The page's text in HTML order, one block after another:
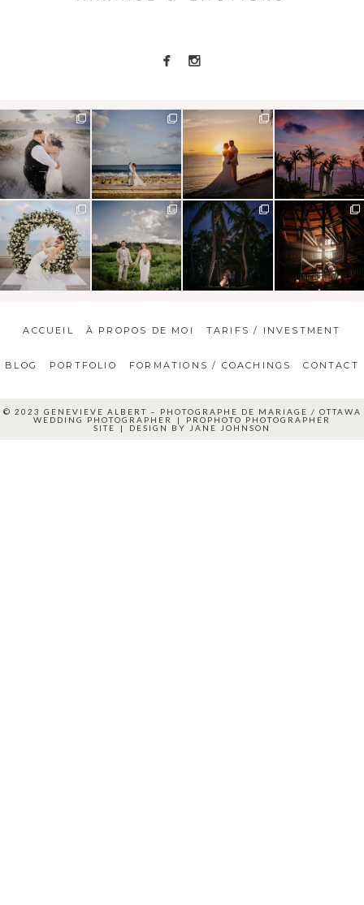
ACCUEIL À PROPOS DE MOI TARIFS / INVESTMENT
BLOG PORTFOLIO FORMATIONS / COACHINGS CONTACT
© 2023 GENEVIEVE ALBERT – PHOTOGRAPHE DE MARIAGE / OTTAWA
WEDDING PHOTOGRAPHER
|
PROPHOTO PHOTOGRAPHER
SITE
| DESIGN BY JANE JOHNSON